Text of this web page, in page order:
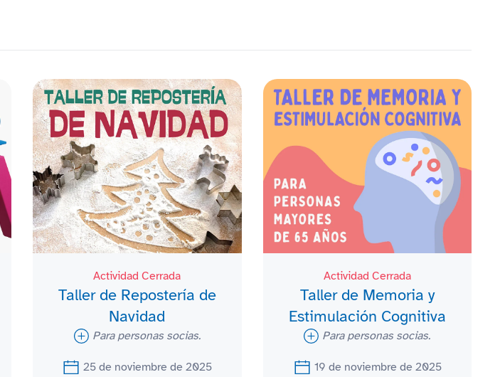
Actividad Cerrada
Taller de Repostería de
Navidad
Para personas socias.
25 de noviembre de 2025
Actividad Cerrada
Taller de Memoria y
Estimulación Cognitiva
Para personas socias.
19 de noviembre de 2025